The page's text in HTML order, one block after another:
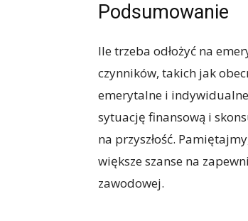
Podsumowanie
Ile trzeba odłożyć na
czynników, takich jak
emerytalne i
sytuację finansową i
na przyszłość.
większe szanse na
zawodowej.